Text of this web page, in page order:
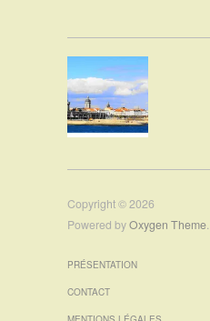
Copyright © 2026
Powered byOxygen Theme.
PRÉSENTATION
CONTACT